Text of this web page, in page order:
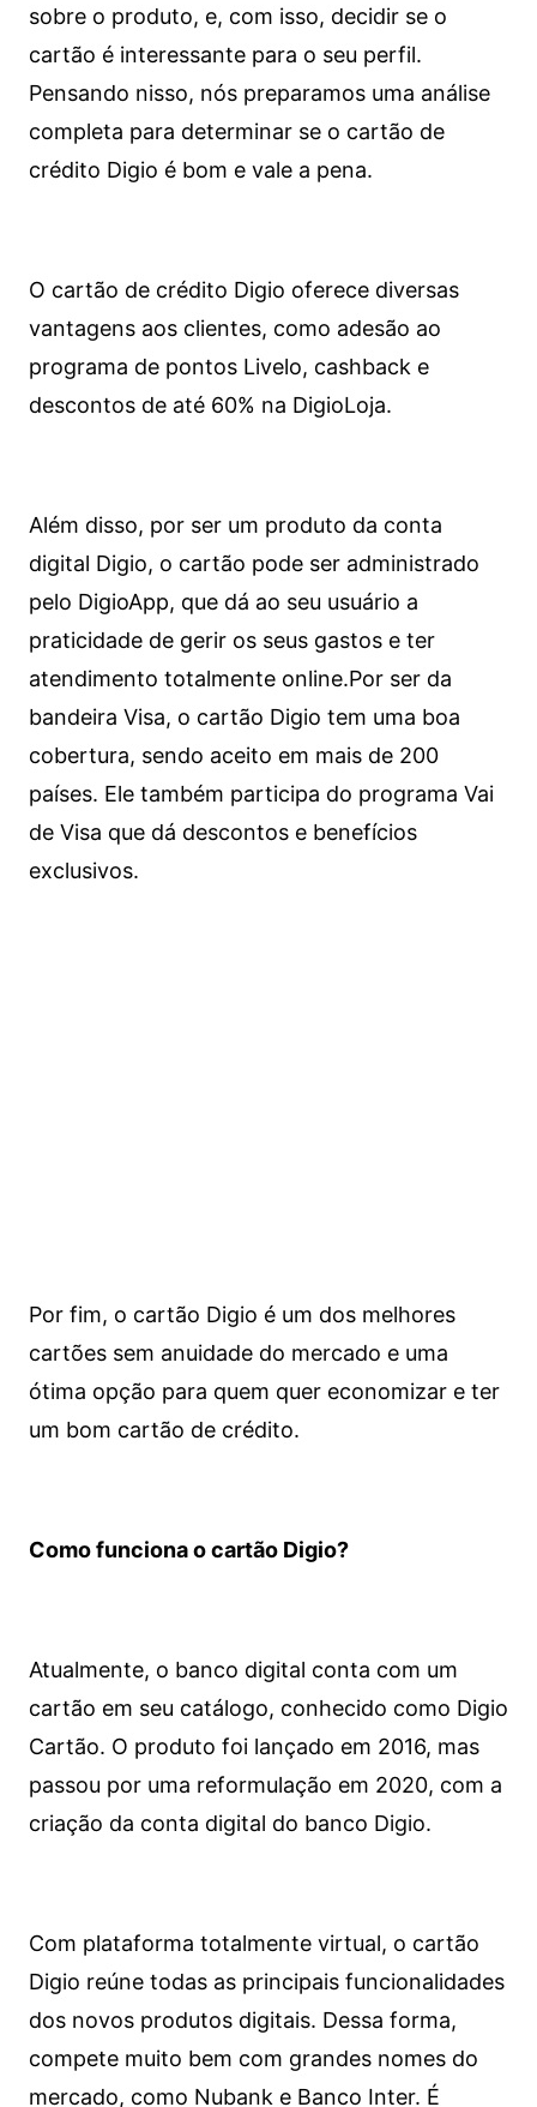
sobre o produto, e, com isso, decidir se o
cartão é interessante para o seu perfil.
Pensando nisso, nós preparamos uma análise
completa para determinar se o cartão de
crédito Digio é bom e vale a pena.
O cartão de crédito Digio oferece diversas
vantagens aos clientes, como adesão ao
programa de pontos Livelo, cashback e
descontos de até 60% na DigioLoja.
Além disso, por ser um produto da conta
digital Digio, o cartão pode ser administrado
pelo DigioApp, que dá ao seu usuário a
praticidade de gerir os seus gastos e ter
atendimento totalmente online.Por ser da
bandeira Visa, o cartão Digio tem uma boa
cobertura, sendo aceito em mais de 200
países. Ele também participa do programa Vai
de Visa que dá descontos e benefícios
exclusivos.
Por fim, o cartão Digio é um dos melhores
cartões sem anuidade do mercado e uma
ótima opção para quem quer economizar e ter
um bom cartão de crédito.
Como funciona o cartão Digio?
Atualmente, o banco digital conta com um
cartão em seu catálogo, conhecido como Digio
Cartão. O produto foi lançado em 2016, mas
passou por uma reformulação em 2020, com a
criação da conta digital do banco Digio.
Com plataforma totalmente virtual, o cartão
Digio reúne todas as principais funcionalidades
dos novos produtos digitais. Dessa forma,
compete muito bem com grandes nomes do
mercado, como Nubank e Banco Inter. É